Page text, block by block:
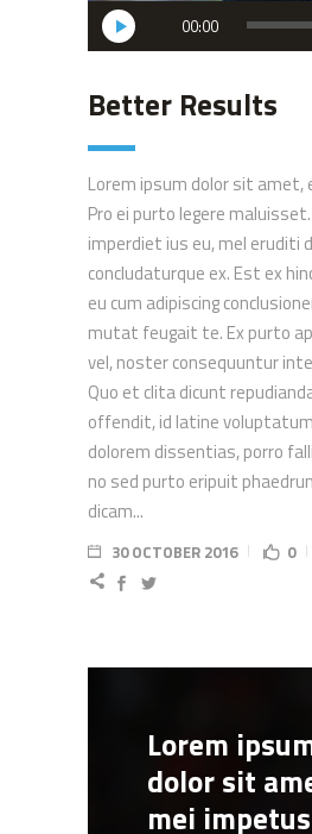
Audio
Player
00:00
Better Results
Lorem ipsum dolor sit amet,
Pro ei purto legere
imperdiet ius eu, mel eruditi
concludaturque ex. Est ex
eu cum adipiscing
mutat feugait te. Ex purto
vel, noster consequuntur
Quo et clita dicunt
offendit, id latine
dolorem dissentias, porro
no sed purto eripuit
dicam...
30 OCTOBER 2016 0
Lorem
dolor sit
mei impetus